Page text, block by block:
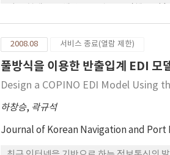
출입 대상 컨테이너의 시간적 가시성을 토
뮬레이션 기법을 통하여 기대효과수준을 확
2008.08 서비스 종료(열람 제한)
풀방식을 이용한 반출입계 EDI 모
Design a COPINO EDI Model Using
하창승, 곽규석
Journal of Korean Navigation and Port